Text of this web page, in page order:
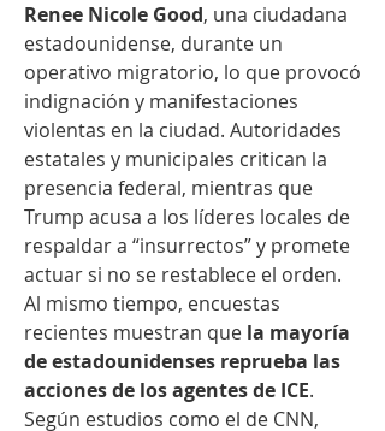
Renee Nicole Good, una ciudadana
estadounidense, durante un
operativo migratorio, lo que provocó
indignación y manifestaciones
violentas en la ciudad. Autoridades
estatales y municipales critican la
presencia federal, mientras que
Trump acusa a los líderes locales de
respaldar a “insurrectos” y promete
actuar si no se restablece el orden.
Al mismo tiempo, encuestas
recientes muestran que la mayoría
de estadounidenses reprueba las
acciones de los agentes de ICE.
Según estudios como el de CNN,